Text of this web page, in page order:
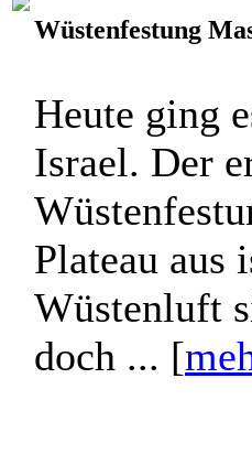
Wüstenfestung
Heute ging
Israel. Der
Plateau aus
Wüstenluft
doch ... [